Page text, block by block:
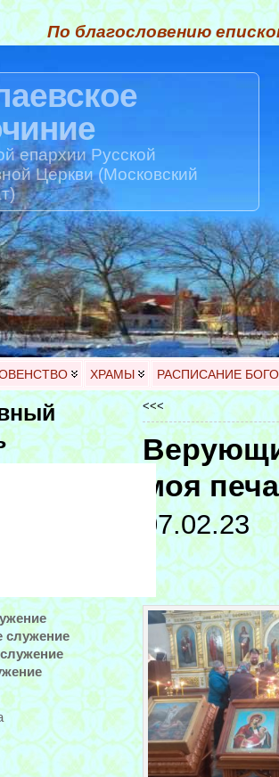
По благословению
епархии Русской
Церкви (Московский
ХРАМЫ РАСПИСАНИЕ
служение
<<<
моя
07.02.23